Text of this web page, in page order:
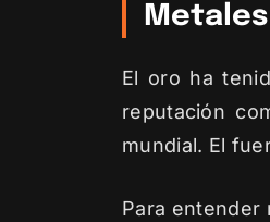
El oro ha
reputación
mundial. El
Para entender